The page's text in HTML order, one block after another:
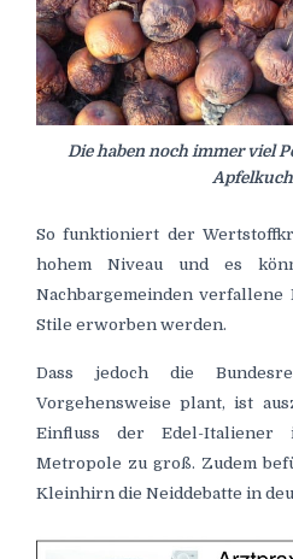
Die haben noch immer viel
So funktioniert der
hohem Niveau und es
Nachbargemeinden
Stile erworben werden.
Dass jedoch die
Vorgehensweise plant, ist
Einfluss der Edel-
Metropole zu groß. Zudem
Kleinhirn die Neiddebatte in